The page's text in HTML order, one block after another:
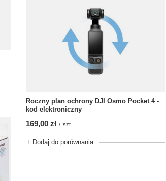
Roczny plan ochrony DJI Osmo Pocket 4 -
kod elektroniczny
169,00 zł / szt.
+ Dodaj do porównania